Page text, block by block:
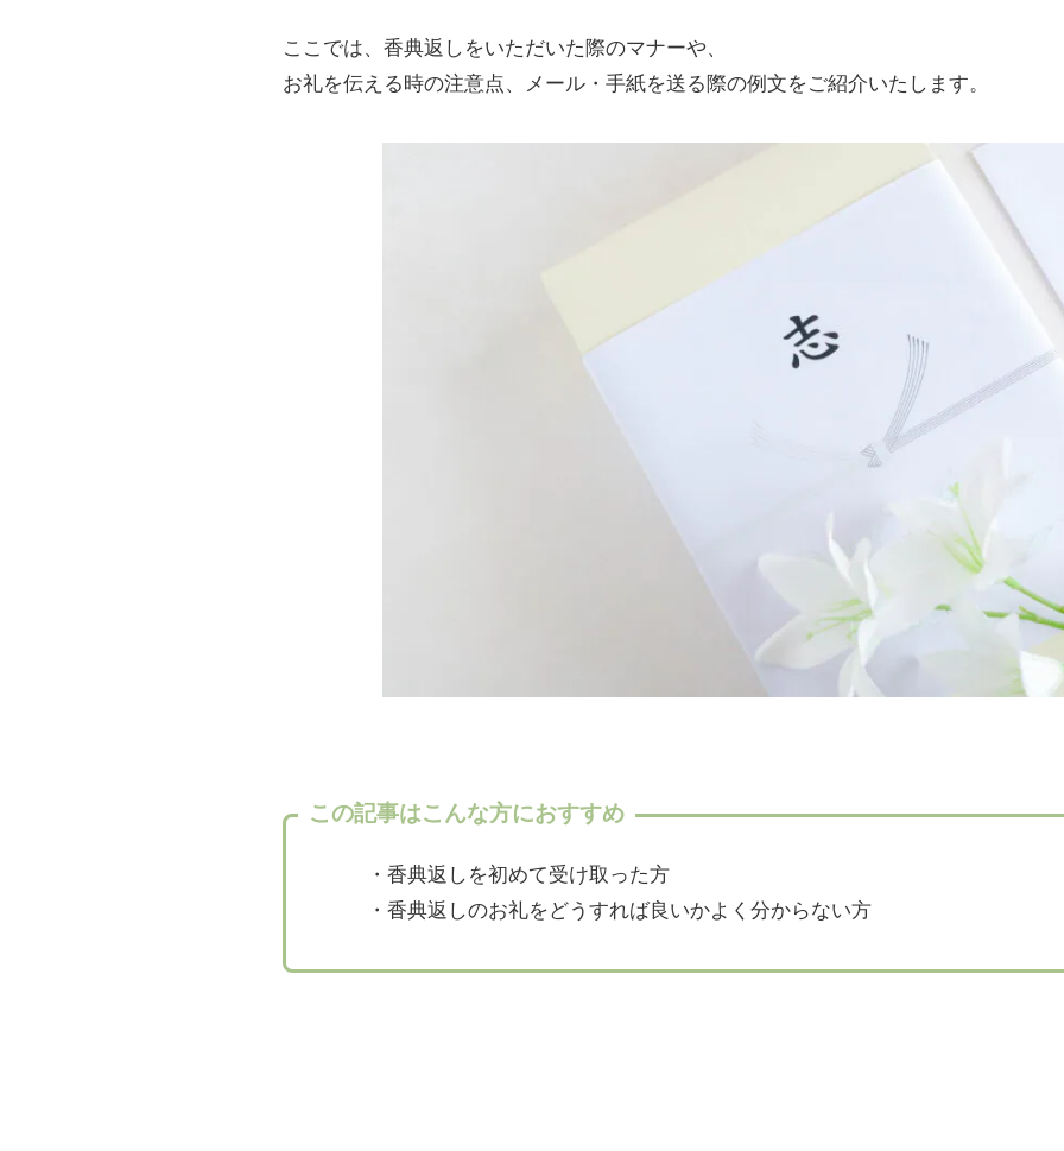
ここでは、香典返しをいただいた際のマナーや、
お礼を伝える時の注意点、メール・手紙を送る際の例文をご紹介いたします。
この記事はこんな方におすすめ
・香典返しを初めて受け取った方
・香典返しのお礼をどうすれば良いかよく分からない方